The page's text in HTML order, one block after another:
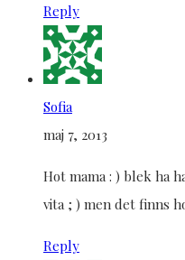
Reply
Sofia
maj 7, 2013
Hot mama : ) blek ha
vita ; ) men det finns
Reply